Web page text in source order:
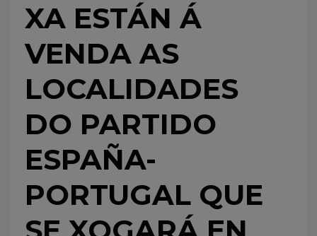
XA ESTÁN Á
VENDA AS
LOCALIDADES
DO PARTIDO
ESPAÑA-
PORTUGAL QUE